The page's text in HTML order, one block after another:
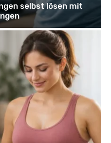
selbst lösen mit